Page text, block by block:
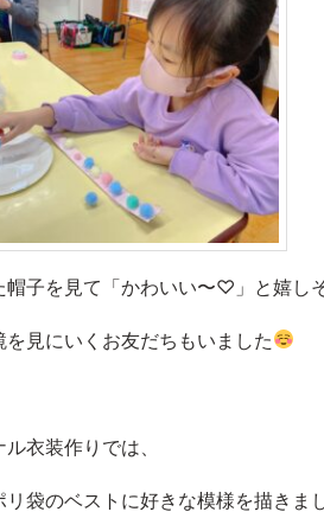
帽子を見て「かわいい〜♡」と嬉し
を見にいくお友だちもいました
衣装作りでは、
リ袋のベストに好きな模様を描きま